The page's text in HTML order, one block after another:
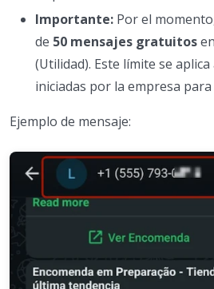
Importante: Por el
de 50 mensajes gratuitos
(Utilidad). Este límite se
iniciadas por la empresa
Ejemplo de mensaje: